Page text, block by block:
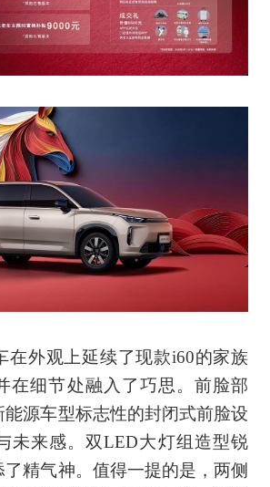
在外观上延续了现款i60的家族
在细节处融入了巧思。前脸部
源车型标志性的封闭式前脸设
未来感。双LED大灯组造型锐
精气神。值得一提的是，两侧